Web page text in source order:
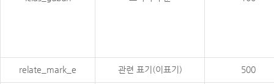
relate_mark_e 관련 표기(이표기) 500